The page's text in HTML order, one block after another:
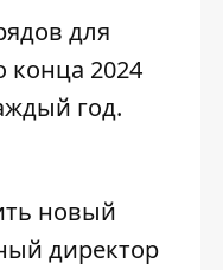
для
конца 2024
год.
новый
директор